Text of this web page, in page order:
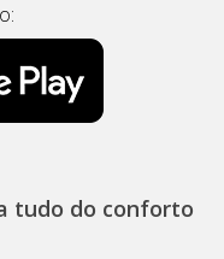
tudo do conforto